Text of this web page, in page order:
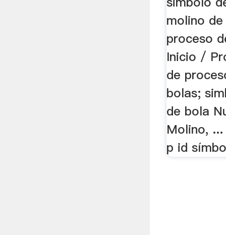
molino
proceso
Inicio /
de
bolas;
de bola
Molino,
p id